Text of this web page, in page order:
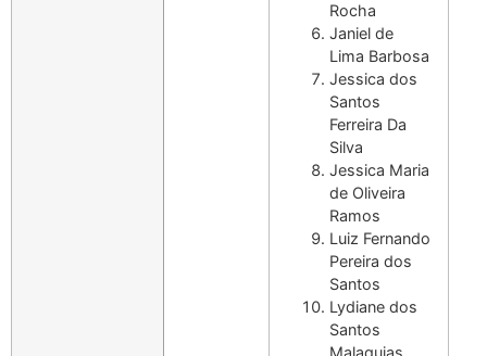
Rocha
Janiel de
Lima Barbosa
Jessica dos
Santos
Ferreira Da
Silva
Jessica Maria
de Oliveira
Ramos
Luiz Fernando
Pereira dos
Santos
Lydiane dos
Santos